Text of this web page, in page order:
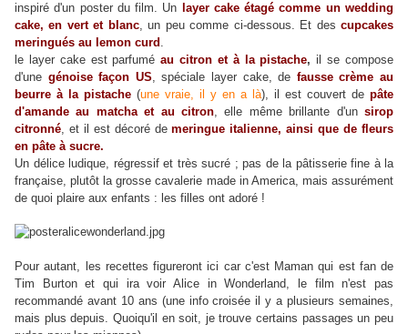
inspiré d'un poster du film. Un
layer cake étagé comme un wedding
cake, en vert et blanc, un peu comme ci-dessous. Et descupcakes
meringués au lemon curd .
le layer cake est parfuméau citron et à la pistache, il se compose
d'une génoise façon US, spéciale layer cake, de fausse crème au
beurre à la pistache (une vraie, il y en a là), il est couvert de pâte
d'amande au matcha et au citron, elle même brillante d'un sirop
citronné, et il est décoré demeringue italienne, ainsi que de fleurs
en pâte à sucre.
Un délice ludique, régressif et très sucré ; pas de la pâtisserie fine à la
française, plutôt la grosse cavalerie made in America, mais assurément
de quoi plaire aux enfants : les filles ont adoré !
Pour autant, les recettes figureront ici car c'est Maman qui est fan de
Tim Burton et qui ira voir Alice in Wonderland, le film n'est pas
recommandé avant 10 ans (une info croisée il y a plusieurs semaines,
mais plus depuis. Quoiqu'il en soit, je trouve certains passages un peu